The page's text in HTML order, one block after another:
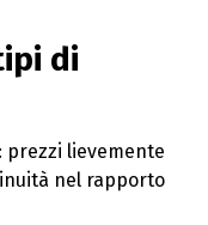
di
: prezzi lievemente
nel rapporto